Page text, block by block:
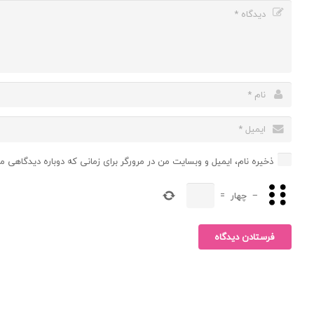
ذخیره نام، ایمیل و وبسایت من در مرورگر برای زمانی که دوباره
− چهار =
فرستادن دیدگاه